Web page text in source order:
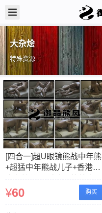
大杂烩
特殊资源
[四合一]超U眼镜熊战中年熊
+超猛中年熊战儿子+香港熊
¥60 购买